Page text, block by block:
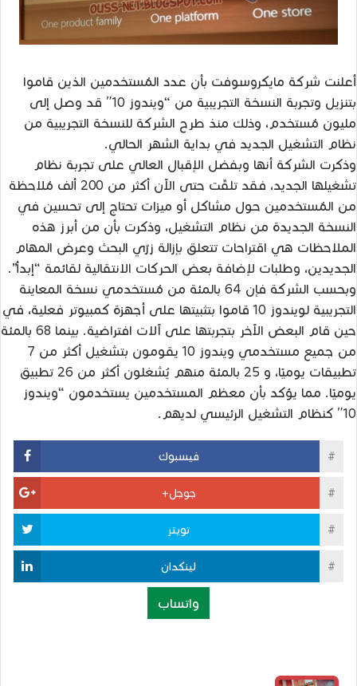
أعلنت شركة مايكروسوفت بأن عدد المُستخدمين الذين قاموا
بتنزيل وتجربة النسخة التجريبية من “ويندوز 10″ قد وصل إلى
مليون مُستخدم، وذلك منذ طرح الشركة للنسخة التجريبية من
نظام التشغيل الجديد في بداية الشهر الحالي.
وذكرت الشركة أنها وبفضل الإقبال العالي على تجربة نظام
تشغيلها الجديد، فقد تلقّت حتى الآن أكثر من 200 ألف مُلاحظة
من المُستخدمين حول مشاكل أو ميزات تحتاج إلى تحسين في
النسخة الجديدة من نظام التشغيل، وذكرت بأن من أبرز هذه
الملاحظات هي اقتراحات تتعلق بإزالة زرّي البحث وعرض المهام
الجديدين، وطلبات لإضافة بعض الحركات الانتقالية لقائمة “إبدأ”.
وبحسب الشركة فإن 64 بالمئة من مُستخدمي نسخة المعاينة
التجريبية لويندوز 10 قاموا بتثبيتها على أجهزة كمبيوتر فعلية، في
حين قام البعض الآخر بتجربتها على آلات افتراضية. بينما 68 بالمئة
من جميع مستخدمي ويندوز 10 يقومون بتشغيل أكثر من 7
تطبيقات يوميًا، و 25 بالمئة منهم يُشغلون أكثر من 26 تطبيق
يوميًا. مما يؤكد بأن معظم المستخدمين يستخدمون “ويندوز
10″ كنظام التشغيل الرئيسي لديهم.
فيسبوك
جوجل+
تويتر
لينكدان
واتساب